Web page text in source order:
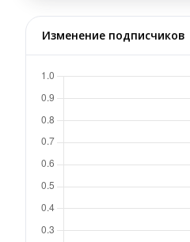
Изменение подписчиков